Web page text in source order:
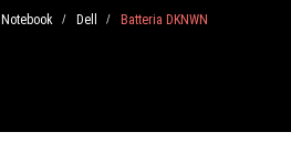
/ Dell / Batteria DKNWN